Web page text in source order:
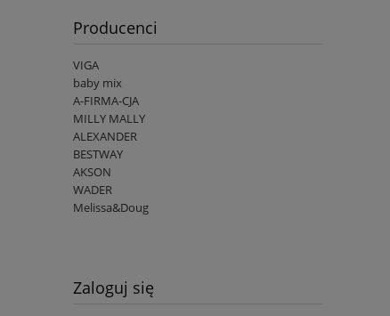
Producenci
VIGA
baby mix
A-FIRMA-CJA
MILLY MALLY
ALEXANDER
BESTWAY
AKSON
WADER
Melissa&Doug
Zaloguj się